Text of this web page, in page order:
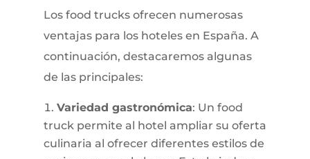
Los food trucks ofrecen numerosas
ventajas para los hoteles en España. A
continuación, destacaremos algunas
de las principales:
Variedad gastronómica: Un food
truck permite al hotel ampliar su oferta
culinaria al ofrecer diferentes estilos de